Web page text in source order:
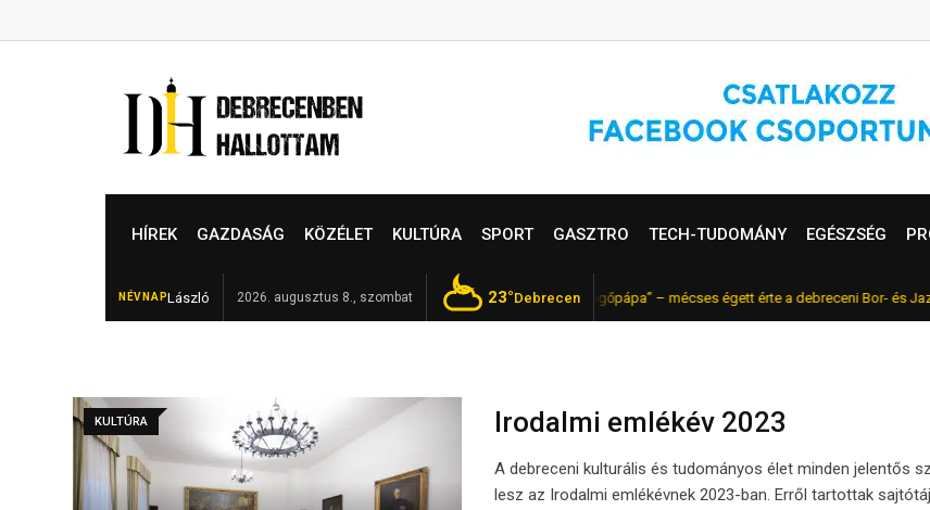
to
HÍREK GAZDASÁG KÖZÉLET KULTÚRA SPORT GASZTRO TECH-TUDOMÁNY EGÉSZSÉG
NÉVNAPLászló 2026. augusztus 8., szombat 23°Debrecen
FRISSElhunyt Garamvári Vencel, a magyar „pezsgőpápa” – mécses égett érte a debreceni Bor- és
KULTÚRA Irodalmi emlékév 2023
A debreceni kulturális és tudományos élet minden jelentős
lesz az Irodalmi emlékévnek 2023-ban. Erről tartottak